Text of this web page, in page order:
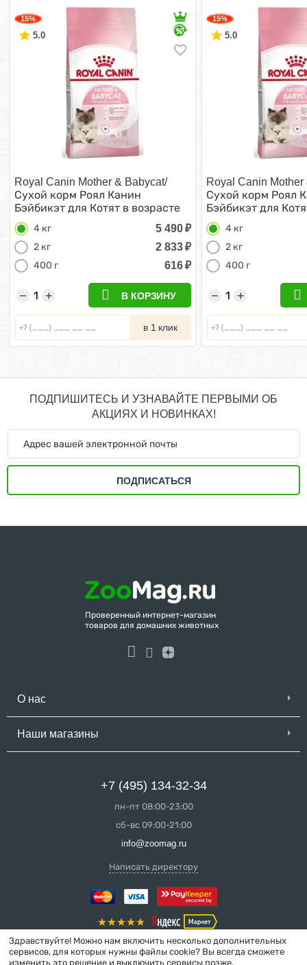
15%
5.0
Royal Canin Mother & Babycat/
Сухой корм Роял Канин
Бэйбикэт для Котят в возрасте
от 1 до 4 месяцев 4 кг
4 кг 5 490₽
2 кг
2 833₽
400 г
616₽
+
− В КОРЗИНУ
в 1 клик
15%
5.0
Royal Canin Mother
Сухой корм Роял
Бэйбикэт для
от 1 до 4 месяцев
4 кг
2 кг
400 г
+
−
ПОДПИШИТЕСЬ И УЗНАВАЙТЕ ПЕРВЫМИ ОБ
АКЦИЯХ И НОВИНКАХ!
ПОДПИСАТЬСЯ
Проверенный интернет-магазин
товаров для домашних животных
О нас
Наши магазины
+7 (495) 134-32-34
пн-пт 08:00-23:00
сб-вс 09:00-21:00
info@zoomag.ru
Написать директору
Здравствуйте! Можно нам включить несколько дополнительных
сервисов, для которых нужны файлы cookie? Вы всегда сможете
изменить это решение и выключить сервисы позже.